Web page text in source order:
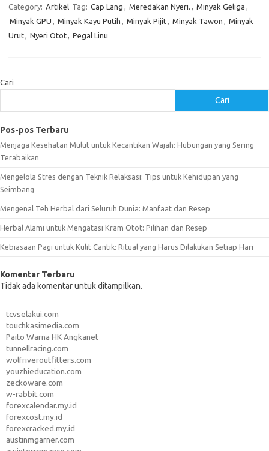
Category: Artikel Tag: Cap Lang , Meredakan Nyeri. , Minyak Geliga ,
Minyak GPU , Minyak Kayu Putih , Minyak Pijit, Minyak Tawon , Minyak
Urut, Nyeri Otot, Pegal Linu
Cari
Cari
Pos-pos Terbaru
Menjaga Kesehatan Mulut untuk Kecantikan Wajah: Hubungan yang Sering
Terabaikan
Mengelola Stres dengan Teknik Relaksasi: Tips untuk Kehidupan yang
Seimbang
Mengenal Teh Herbal dari Seluruh Dunia: Manfaat dan Resep
Herbal Alami untuk Mengatasi Kram Otot: Pilihan dan Resep
Kebiasaan Pagi untuk Kulit Cantik: Ritual yang Harus Dilakukan Setiap Hari
Komentar Terbaru
Tidak ada komentar untuk ditampilkan.
tcvselakui.com
touchkasimedia.com
Paito Warna HK Angkanet
tunnellracing.com
wolfriveroutfitters.com
youzhieducation.com
zeckoware.com
w-rabbit.com
forexcalendar.my.id
forexcost.my.id
forexcracked.my.id
austinmgarner.com